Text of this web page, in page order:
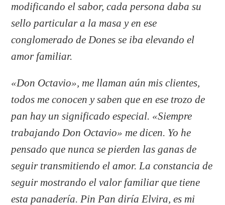
modificando el sabor, cada persona daba su
sello particular a la masa y en ese
conglomerado de Dones se iba elevando el
amor familiar.
«Don Octavio», me llaman aún mis clientes,
todos me conocen y saben que en ese trozo de
pan hay un significado especial. «Siempre
trabajando Don Octavio» me dicen. Yo he
pensado que nunca se pierden las ganas de
seguir transmitiendo el amor. La constancia de
seguir mostrando el valor familiar que tiene
esta panadería. Pin Pan diría Elvira, es mi